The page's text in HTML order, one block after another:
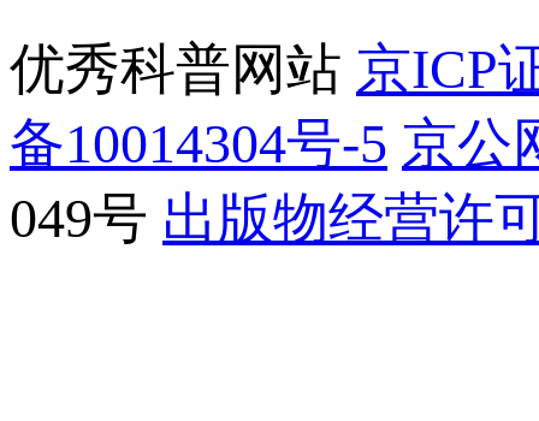
优秀科普网站 京ICP
备10014304号-5 京公
049号 出版物经营许